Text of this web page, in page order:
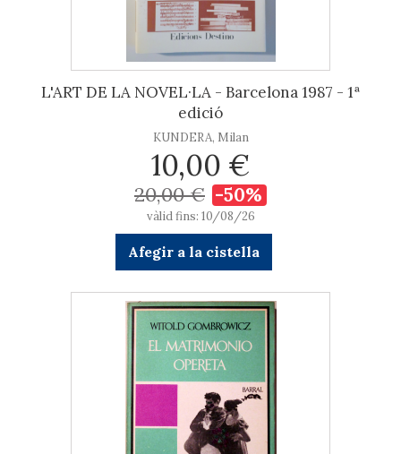
L'ART DE LA NOVEL·LA - Barcelona 1987 - 1ª
edició
KUNDERA, Milan
10,00 €
20,00 € -50%
vàlid fins: 10/08/26
Afegir a la cistella